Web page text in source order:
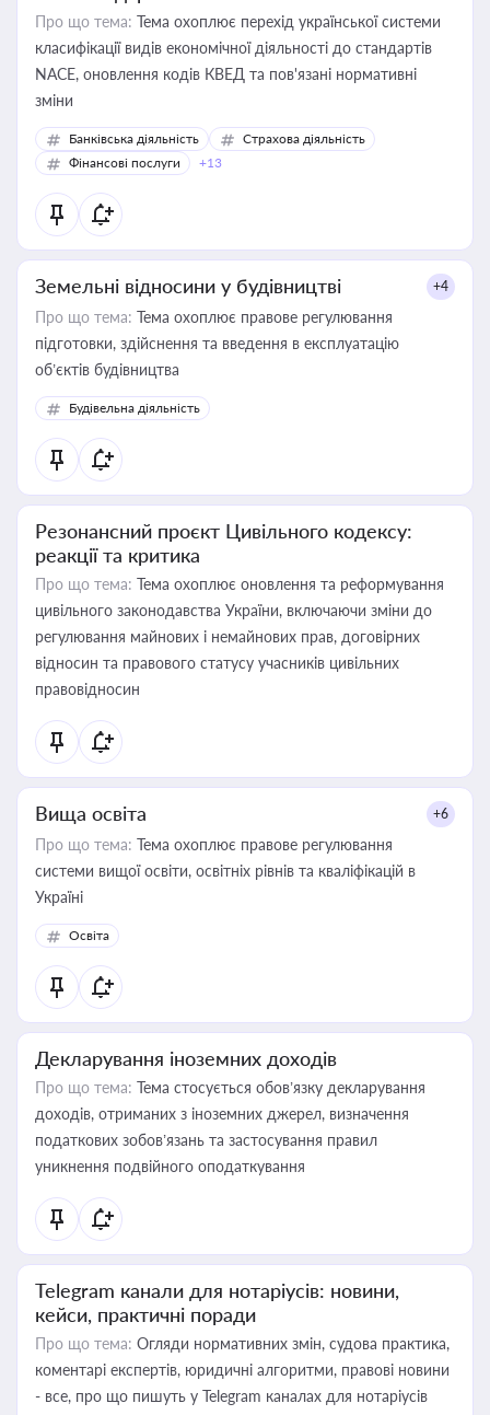
Про що тема: Тема охоплює перехід української системи
класифікації видів економічної діяльності до стандартів
NACE, оновлення кодів КВЕД та пов'язані нормативні
зміни
Банківська діяльність
Страхова діяльність
Фінансові послуги
+13
Земельні відносини у будівництві +4
Про що тема: Тема охоплює правове регулювання
підготовки, здійснення та введення в експлуатацію
об’єктів будівництва
Будівельна діяльність
Резонансний проєкт Цивільного кодексу:
реакції та критика
Про що тема: Тема охоплює оновлення та реформування
цивільного законодавства України, включаючи зміни до
регулювання майнових і немайнових прав, договірних
відносин та правового статусу учасників цивільних
правовідносин
Вища освіта +6
Про що тема: Тема охоплює правове регулювання
системи вищої освіти, освітніх рівнів та кваліфікацій в
Україні
Освіта
Декларування іноземних доходів
Про що тема: Тема стосується обов’язку декларування
доходів, отриманих з іноземних джерел, визначення
податкових зобов’язань та застосування правил
уникнення подвійного оподаткування
Telegram канали для нотаріусів: новини,
кейси, практичні поради
Про що тема: Огляди нормативних змін, судова практика,
коментарі експертів, юридичні алгоритми, правові новини
- все, про що пишуть у Telegram каналах для нотаріусів